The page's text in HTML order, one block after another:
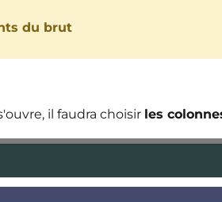
du brut
il faudra choisir les